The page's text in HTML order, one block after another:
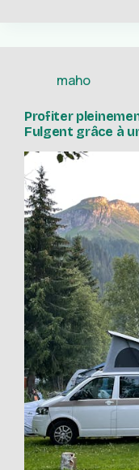
maho
Profiter
Fulgent grâce à